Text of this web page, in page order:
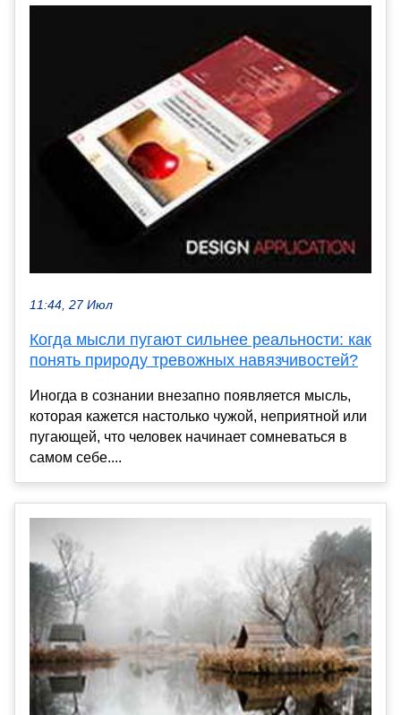
11:44, 27 Июл
Когда мысли пугают сильнее реальности: как
понять природу тревожных навязчивостей?
Иногда в сознании внезапно появляется мысль,
которая кажется настолько чужой, неприятной или
пугающей, что человек начинает сомневаться в
самом себе....